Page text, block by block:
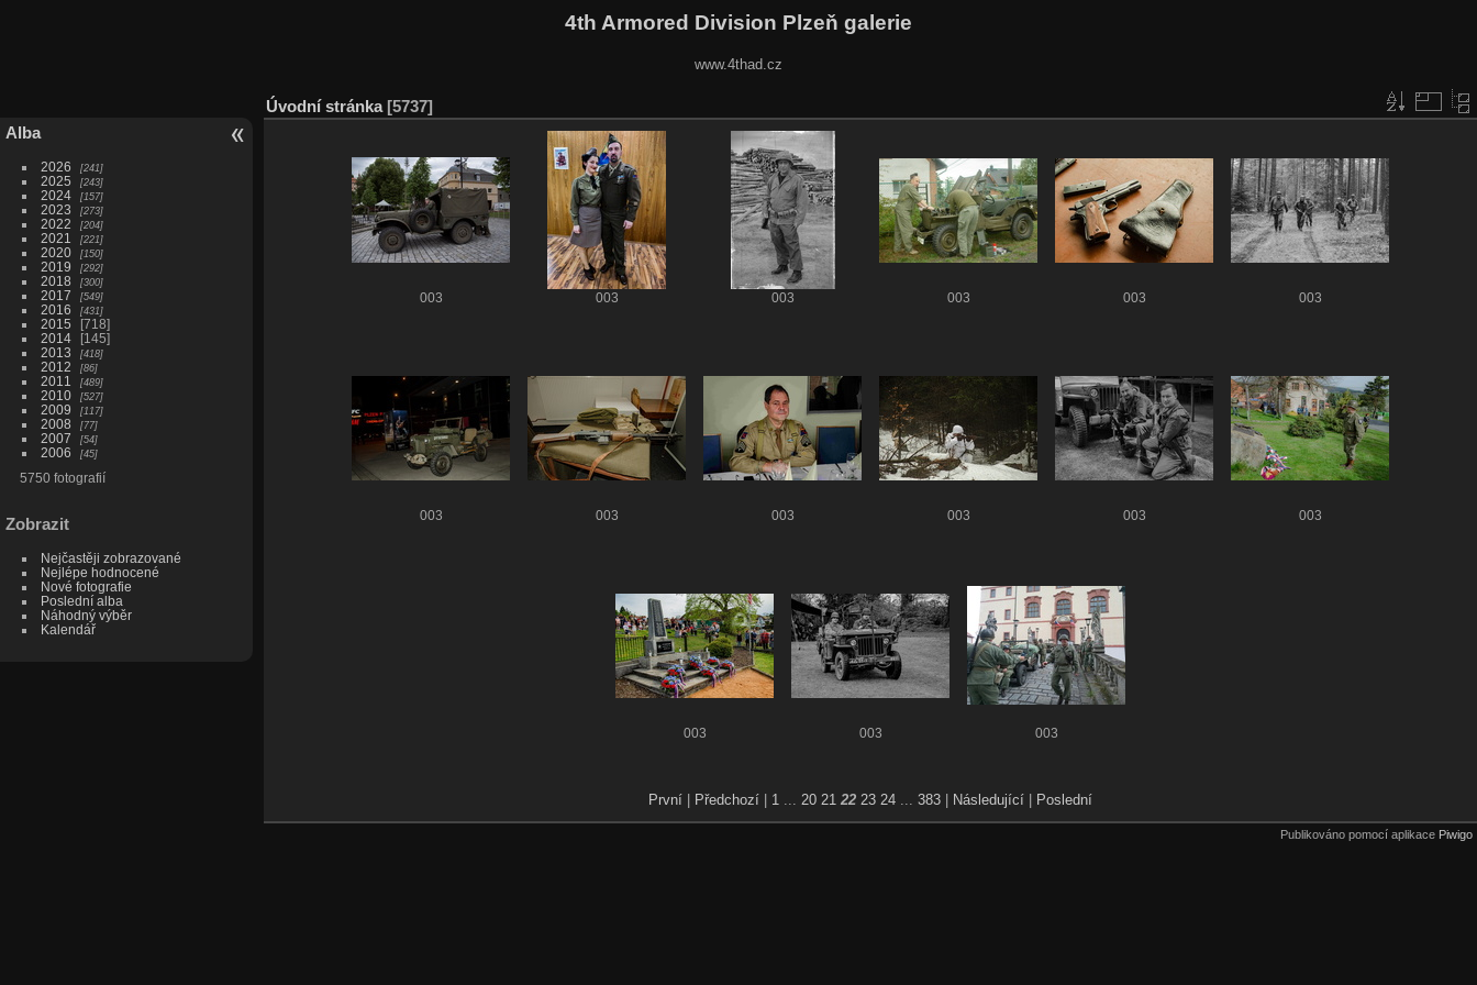
4th Armored Division Plzeň galerie
www.4thad.cz
Alba
2026 241
2025 243
2024 157
2023 273
2022 204
2021 221
2020 150
2019 292
2018 300
2017 549
2016 431
2015
718
2014
145
2013
418
2012 86
2011 489
2010 527
2009 117
2008 77
2007 54
2006 45
5750 fotografií
Zobrazit
Nejčastěji zobrazované
Nejlépe hodnocené
Nové fotografie
Poslední alba
Náhodný výběr
Kalendář
Úvodní stránka 5737
003 003 003 003 003 003
003 003 003 003 003 003
003 003 003
První Předchozí 1 20 21 22 23 24 383 Následující Poslední
Publikováno pomocí aplikace Piwigo